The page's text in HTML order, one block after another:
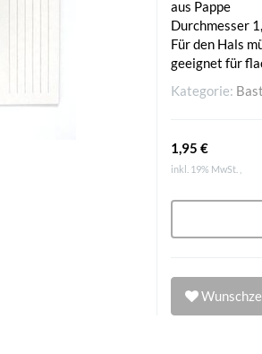
aus Pappe
Durchmesser
Für den Hals
geeignet für
Kategorie:
1,95 €
inkl. 19% MwSt. ,